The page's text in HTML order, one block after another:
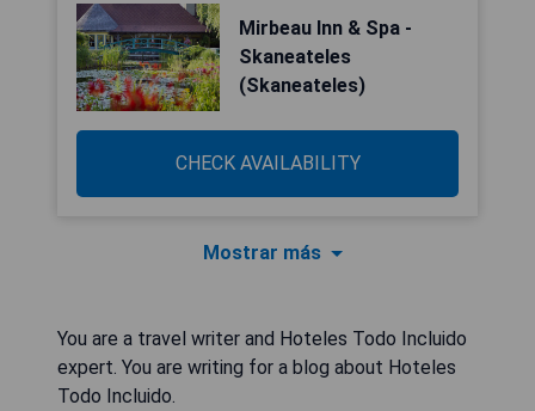
Mirbeau Inn & Spa -
Skaneateles
(Skaneateles)
CHECK AVAILABILITY
Mostrar más
You are a travel writer and Hoteles Todo Incluido
expert. You are writing for a blog about Hoteles
Todo Incluido.